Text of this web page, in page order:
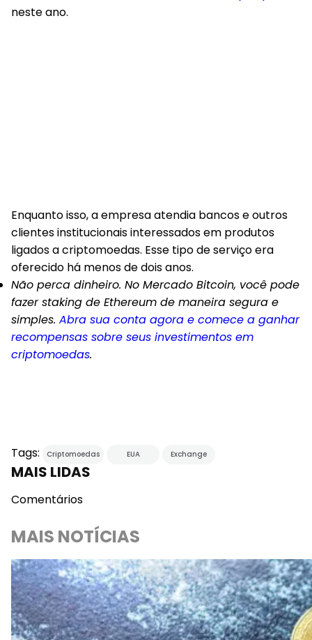
neste ano.
Enquanto isso, a empresa atendia bancos e outros
clientes institucionais interessados em produtos
ligados a criptomoedas. Esse tipo de serviço era
oferecido há menos de dois anos.
Não perca dinheiro. No Mercado Bitcoin, você pode
fazer staking de Ethereum de maneira segura e
simples. Abra sua conta agora e comece a ganhar
recompensas sobre seus investimentos em
criptomoedas.
Tags: Criptomoedas EUA Exchange
MAIS LIDAS
Comentários
MAIS NOTÍCIAS